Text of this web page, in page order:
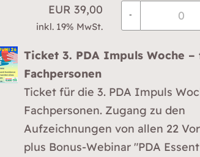
EUR 39,00
inkl. 19% MwSt.
-
Ticket 3. PDA Impuls Woche –
Fachpersonen
Ticket für die 3. PDA Impuls
Fachpersonen. Zugang zu den
Aufzeichnungen von allen 22
plus Bonus-Webinar "PDA